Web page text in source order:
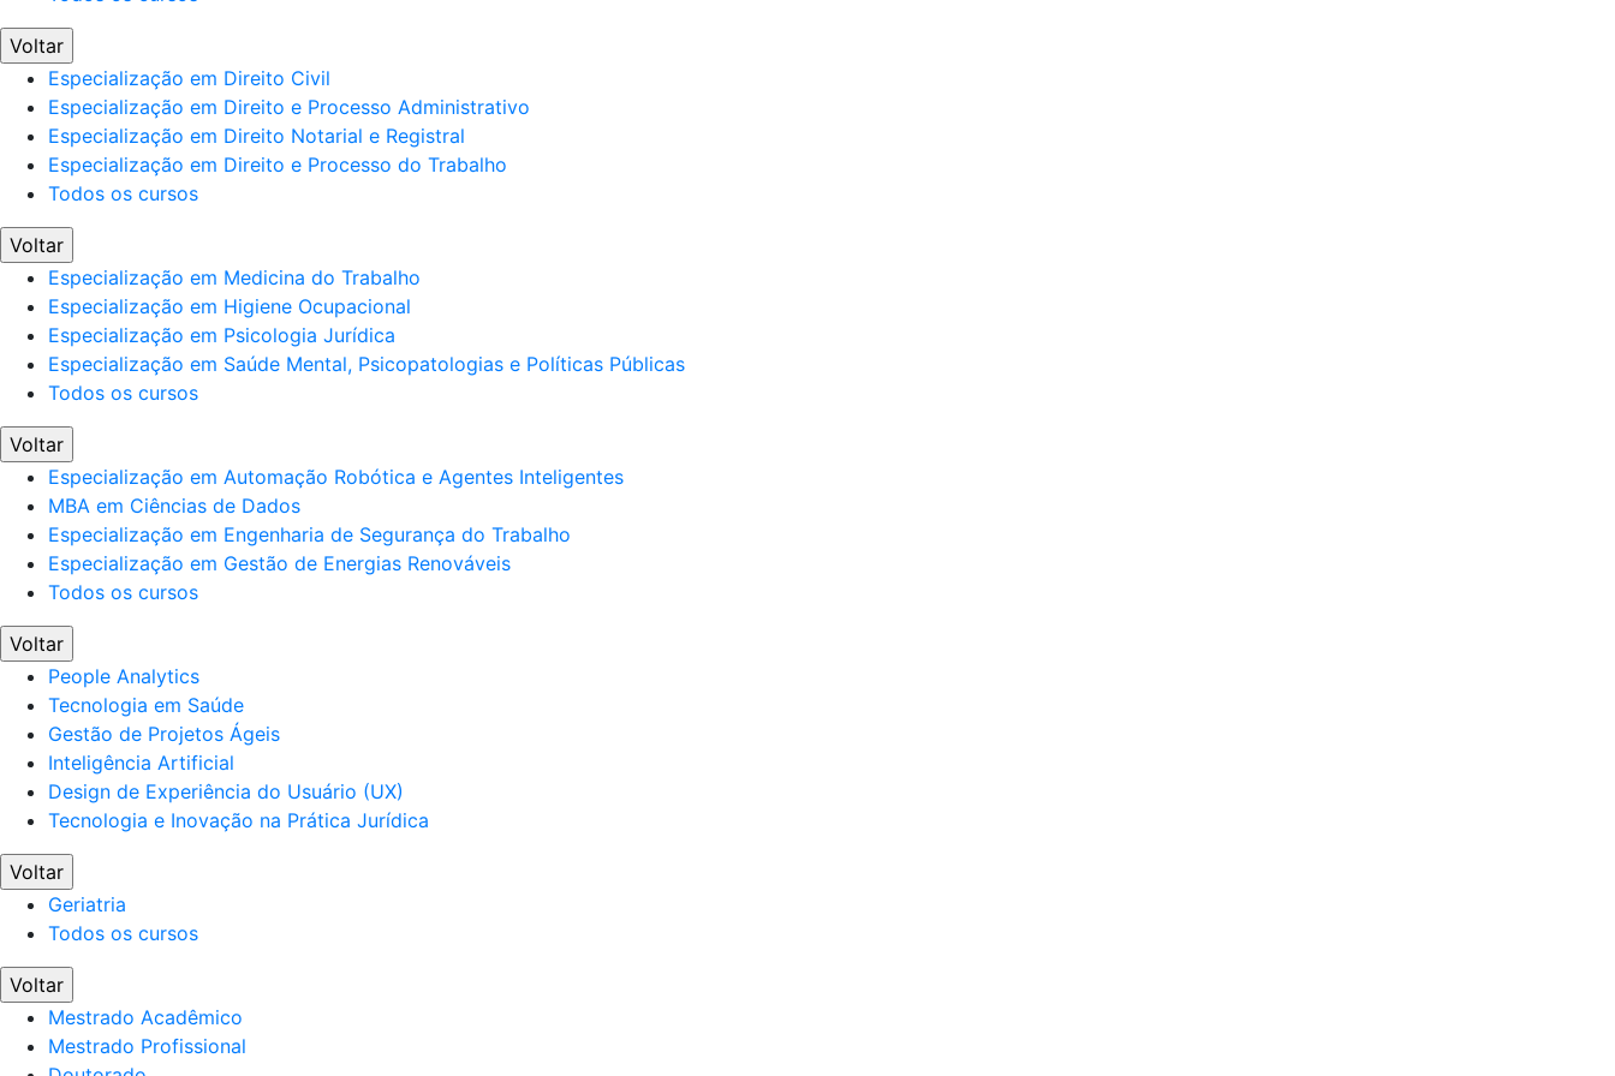
Voltar
Especialização em Direito Civil
Especialização em Direito e Processo Administrativo
Especialização em Direito Notarial e Registral
Especialização em Direito e Processo do Trabalho
Todos os cursos
Voltar
Especialização em Medicina do Trabalho
Especialização em Higiene Ocupacional
Especialização em Psicologia Jurídica
Especialização em Saúde Mental, Psicopatologias e Políticas Públicas
Todos os cursos
Voltar
Especialização em Automação Robótica e Agentes Inteligentes
MBA em Ciências de Dados
Especialização em Engenharia de Segurança do Trabalho
Especialização em Gestão de Energias Renováveis
Todos os cursos
Voltar
People Analytics
Tecnologia em Saúde
Gestão de Projetos Ágeis
Inteligência Artificial
Design de Experiência do Usuário (UX)
Tecnologia e Inovação na Prática Jurídica
Voltar
Geriatria
Todos os cursos
Voltar
Mestrado Acadêmico
Mestrado Profissional